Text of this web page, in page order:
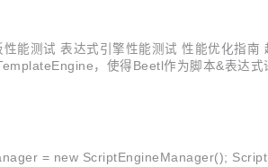
能测试 表达式引擎性能测试 性能优化指
，使得Beetl作为脚本&表达
= new ScriptEngineManager();